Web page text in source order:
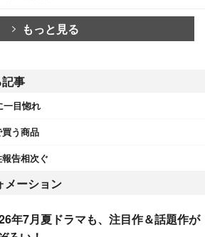
もっと見る
事
一目惚れ
う商品
告相次ぐ
メーション
年7月夏ドラマも、注目作＆話題作が